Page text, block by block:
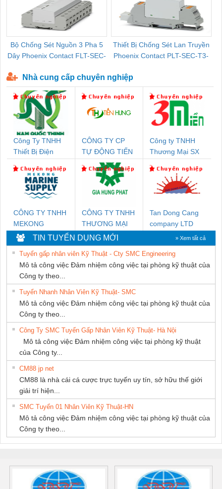
Bộ Chống Sét Nguồn 3 Pha 5
Dây Phoenix Contact FLT-SEC-
Thiết Bị Chống Sét Lan Truyền
Phoenix Contact PLT-SEC-T3-
Nhà cung cấp chuyên nghiệp
Công Ty TNHH
Thiết Bị Điện
CÔNG TY CP
TỰ ĐỘNG TIẾN
HƯNG
Công ty TNHH
Thương Mại SX
CÔNG TY TNHH
MEKONG
MARINE SUPPLY
CÔNG TY TNHH
THƯƠNG MẠI
DỊCH VỤ KỸ
THUẬT ĐIỆN CƠ
GIA HƯNG
PHÁT
Tan Dong Cang
company LTD
TIN TUYỂN DỤNG MỚI » Xem tất cả
Tuyển gấp nhân viên Kỹ Thuật - Cty SMC Engineering
Mô tả công việc Đảm nhiệm công việc tại phòng kỹ thuật của
Công ty theo...
Tuyển Nhanh Nhân Viên Kỹ Thuật- SMC
Mô tả công việc Đảm nhiệm công việc tại phòng kỹ thuật của
Công ty theo...
Công Ty SMC Tuyển Gấp Nhân Viên Kỹ Thuật- Hà Nội
Mô tả công việc Đảm nhiệm công việc tại phòng kỹ thuật
của Công ty...
CM88 jp net
CM88 là nhà cái cá cược trực tuyến uy tín, sở hữu thế giới
giải trí hiện...
SMC Tuyển 01 Nhân Viên Kỹ Thuật-HN
Mô tả công việc Đảm nhiệm công việc tại phòng kỹ thuật của
Công ty theo...